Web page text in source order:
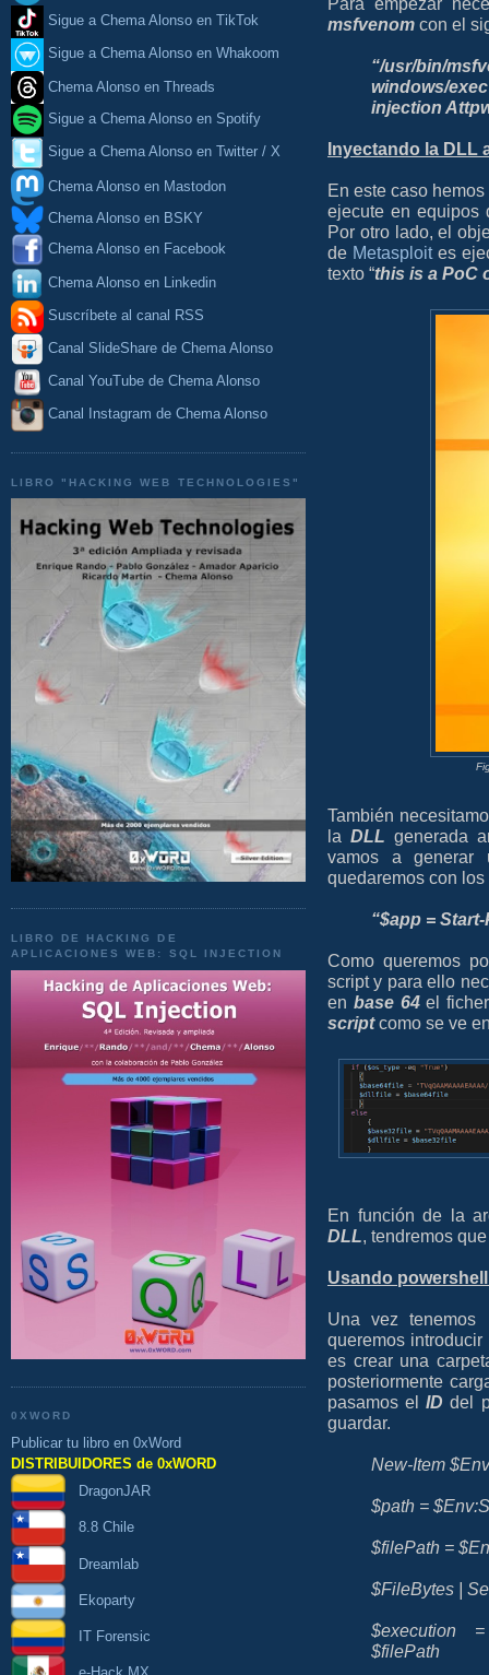
Sigue a Chema Alonso en TikTok
Sigue a Chema Alonso en Whakoom
Chema Alonso en Threads
Sigue a Chema Alonso en Spotify
Sigue a Chema Alonso en Twitter / X
Chema Alonso en Mastodon
Chema Alonso en BSKY
Chema Alonso en Facebook
Chema Alonso en Linkedin
Suscríbete al canal RSS
Canal SlideShare de Chema Alonso
Canal YouTube de Chema Alonso
Canal Instagram de Chema Alonso
LIBRO "HACKING WEB TECHNOLOGIES"
LIBRO DE HACKING DE
APLICACIONES WEB: SQL INJECTION
0XWORD
Publicar tu libro en 0xWord
DISTRIBUIDORES de 0xWORD
DragonJAR
8.8 Chile
Dreamlab
Ekoparty
IT Forensic
msfvenom con el
“/usr/bin/
windows/
injection
Inyectando la DLL
En este caso
ejecute en
Por otro lado, el
de Metasploites
texto “this is a PoC
También
laDLL generada
vamos a
quedaremos con
“$app =
Como queremos
script y para ello
en base 64el
scriptcomo se ve
En función de la
DLL, tendremos
Usando
Una vez
queremos
es crear una
posteriormente
pasamos elID del
guardar.
New-Item
$path =
$filePath =
$FileBytes |
$execution
$filePath